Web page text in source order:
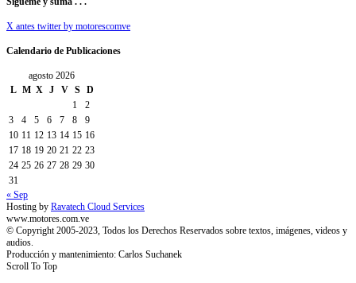
X antes twitter by motorescomve
Calendario de Publicaciones
agosto 2026
L M X J V S
D
1
2
3
4 5 6 7 8
9
10 11 12 13 14 15 16
17 18 19 20 21 22 23
24 25 26 27 28 29 30
31
« Sep
Hosting by Ravatech Cloud Services
www.motores.com.ve
© Copyright 2005-2023, Todos los Derechos Reservados sobre textos, imágenes, videos y
audios.
Producción y mantenimiento: Carlos Suchanek
Scroll To Top